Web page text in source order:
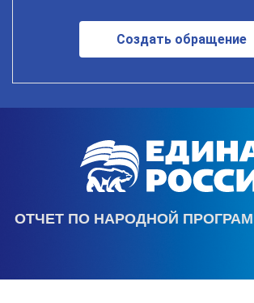
Создать обращение
ОТЧЕТ ПО НАРОДНОЙ